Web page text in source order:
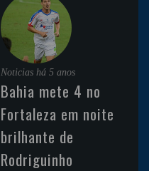
Noticias há 5 anos
Bahia mete 4 no
Fortaleza em noite
brilhante de
Rodriguinho